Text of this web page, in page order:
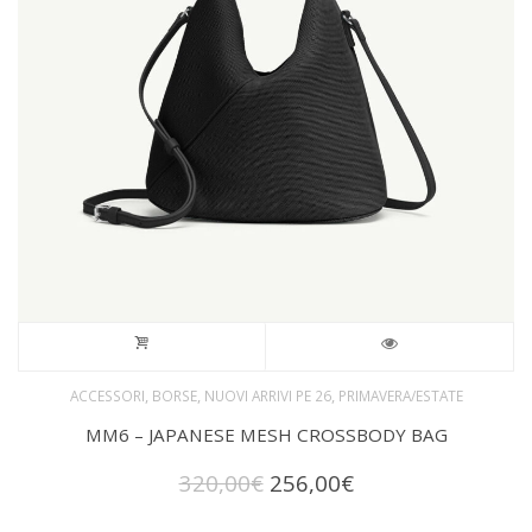
ACCESSORI, BORSE, NUOVI ARRIVI PE 26, PRIMAVERA/ESTATE
MM6 – JAPANESE MESH CROSSBODY BAG
320,00€ Il
256,00€Il